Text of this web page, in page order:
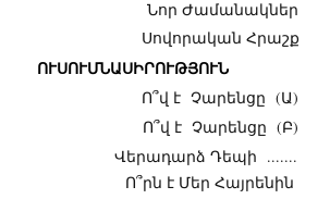
Նոր Ժամանակներ
Սովորական Հրաշք
ՈՒՍՈՒՄՆԱՍԻՐՈՒԹՅՈՒՆ
Ո՞վ է Չարենցը (Ա)
Ո՞վ է Չարենցը (Բ)
Վերադարձ Դեպի .......
Ո՞րն է Մեր Հայրենին